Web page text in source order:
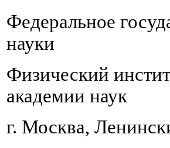
Федеральное
науки
Физический
академии наук
г. Москва,